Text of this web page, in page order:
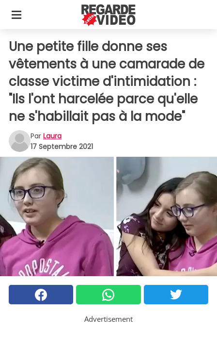
Une petite fille donne ses
vêtements à une camarade de
classe victime d'intimidation :
"Ils l'ont harcelée parce qu'elle
ne s'habillait pas à la mode"
Par Laura
17 Septembre 2021
Advertisement